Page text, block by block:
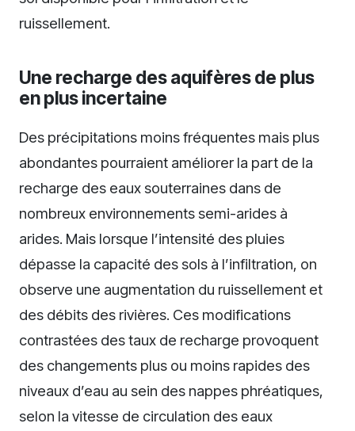
ruissellement.
Une recharge des aquifères de plus
en plus incertaine
Des précipitations moins fréquentes mais plus
abondantes pourraient améliorer la part de la
recharge des eaux souterraines dans de
nombreux environnements semi-arides à
arides. Mais lorsque l’intensité des pluies
dépasse la capacité des sols à l’infiltration, on
observe une augmentation du ruissellement et
des débits des rivières. Ces modifications
contrastées des taux de recharge provoquent
des changements plus ou moins rapides des
niveaux d’eau au sein des nappes phréatiques,
selon la vitesse de circulation des eaux